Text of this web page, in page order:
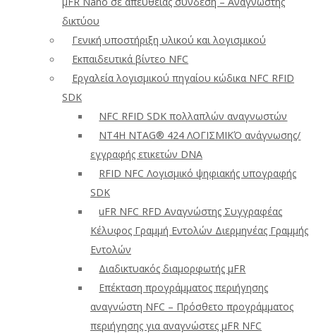
δικτύου
Γενική υποστήριξη υλικού και λογισμικού
Εκπαιδευτικά βίντεο NFC
Εργαλεία λογισμικού πηγαίου κώδικα NFC RFID
SDK
NFC RFID SDK πολλαπλών αναγνωστών
NT4H NTAG® 424 ΛΟΓΙΣΜΙΚΌ ανάγνωσης/
εγγραφής ετικετών DNA
RFID NFC Λογισμικό ψηφιακής υπογραφής
SDK
uFR NFC RFD Αναγνώστης Συγγραφέας
Κέλυφος Γραμμή Εντολών Διερμηνέας Γραμμής
Εντολών
Διαδικτυακός διαμορφωτής μFR
Επέκταση προγράμματος περιήγησης
αναγνώστη NFC – Πρόσθετο προγράμματος
περιήγησης για αναγνώστες μFR NFC